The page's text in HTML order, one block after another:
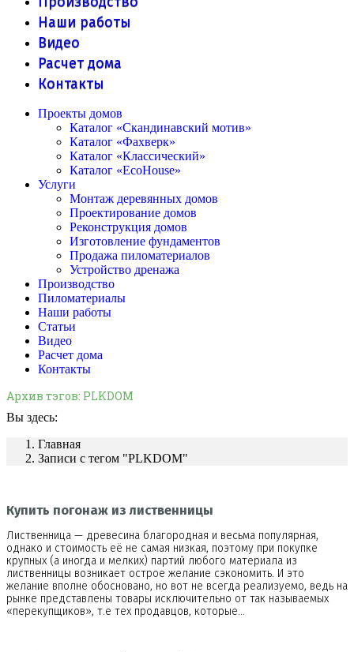
Наши работы
Видео
Расчет дома
Контакты
Проекты домов
Каталог «Скандинавский мотив»
Каталог «Фахверк»
Каталог «Классический»
Каталог «EcoHouse»
Услуги
Монтаж деревянных домов
Проектирование домов
Реконструкция домов
Изготовление фундаментов
Продажа пиломатериалов
Устройство дренажа
Производство
Пиломатериалы
Наши работы
Статьи
Видео
Расчет дома
Контакты
Архив тэгов: PLKDOM
Вы здесь:
Главная
Записи с тегом "PLKDOM"
Купить погонаж из лиственницы
Лиственница — древесина благородная и весьма популярная,
однако и стоимость её не самая низкая, поэтому при покупке
крупных (а иногда и мелких) партий любого материала из
лиственницы возникает острое желание сэкономить. И это
желание вполне обосновано, но вот не всегда реализуемо, ведь на
рынке представлены товары исключительно от так называемых
«перекупщиков», т.е тех продавцов, которые…